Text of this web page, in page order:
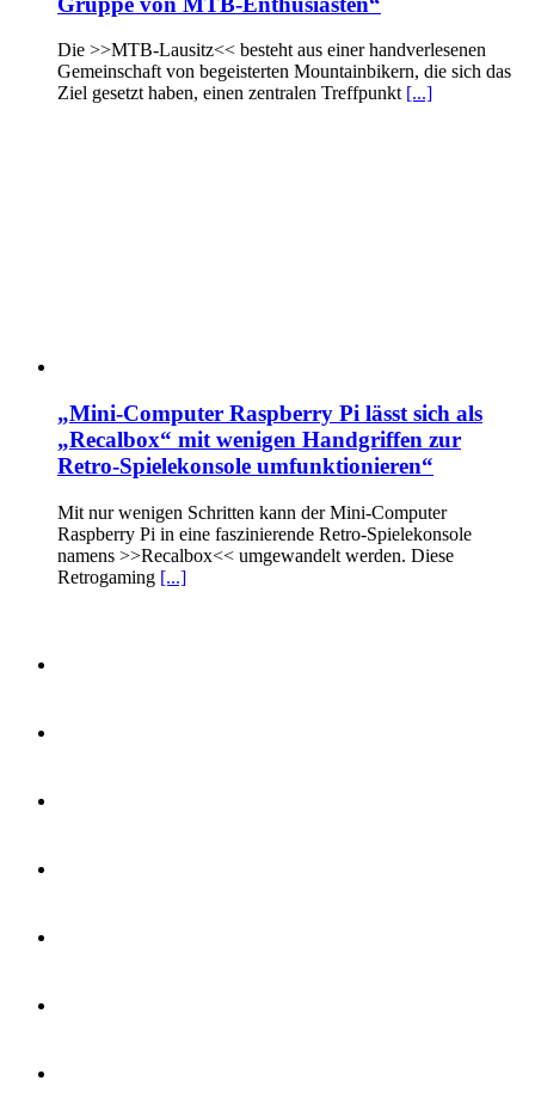
Die >>MTB-Lausitz<< besteht aus einer handverlesenen
Gemeinschaft von begeisterten Mountainbikern, die sich das
Ziel gesetzt haben, einen zentralen Treffpunkt [...]
„Mini-Computer Raspberry Pi lässt sich als
„Recalbox“ mit wenigen Handgriffen zur
Retro-Spielekonsole umfunktionieren“
Mit nur wenigen Schritten kann der Mini-Computer
Raspberry Pi in eine faszinierende Retro-Spielekonsole
namens >>Recalbox<< umgewandelt werden. Diese
Retrogaming [...]